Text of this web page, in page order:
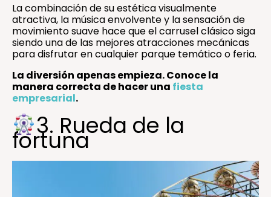
La combinación de su estética visualmente
atractiva, la música envolvente y la sensación de
movimiento suave hace que el carrusel clásico siga
siendo una de las mejores atracciones mecánicas
para disfrutar en cualquier parque temático o feria.
La diversión apenas empieza. Conoce la
manera correcta de hacer una fiesta
empresarial.
3. Rueda de la
fortuna